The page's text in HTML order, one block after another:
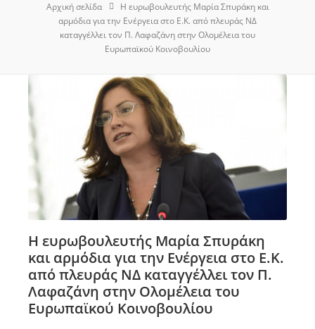
Αρχική σελίδα
Η ευρωβουλευτής Μαρία Σπυράκη και
αρμόδια για την Ενέργεια στο Ε.Κ. από πλευράς ΝΔ
καταγγέλλει τον Π. Λαφαζάνη στην Ολομέλεια του
Ευρωπαϊκού Κοινοβουλίου
Η ευρωβουλευτής Μαρία Σπυράκη
και αρμόδια για την Ενέργεια στο Ε.Κ.
από πλευράς ΝΔ καταγγέλλει τον Π.
Λαφαζάνη στην Ολομέλεια του
Ευρωπαϊκού Κοινοβουλίου